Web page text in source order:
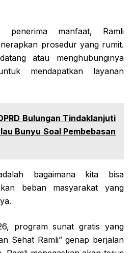
penerima manfaat, Ramli
prosedur yang rumit.
atau menghubunginya
mendapatkan layanan
Bulungan Tindaklanjuti
Bunyu Soal Pembebasan
bagaimana kita bisa
beban masyarakat yang
program sunat gratis yang
Sehat Ramli” genap berjalan